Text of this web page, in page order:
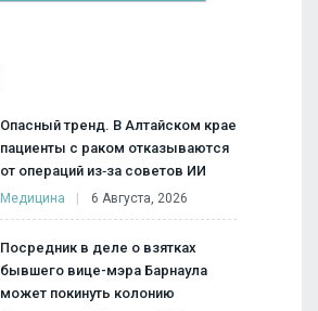
Опасный тренд. В Алтайском крае
пациенты с раком отказываются
от операций из‑за советов ИИ
Медицина 6 Августа, 2026
Посредник в деле о взятках
бывшего вице-мэра Барнаула
может покинуть колонию